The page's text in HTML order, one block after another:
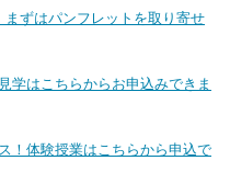
ずはパンフレットを取り寄せ
学はこちらからお申込みできま
！体験授業はこちらから申込で